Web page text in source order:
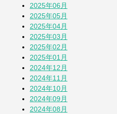
蚕(かいこ)が繭
そら豆
2025年06月
2025年05月
2025年04月
2025年03月
2025年02月
2025年01月
2024年12月
2024年11月
2024年10月
2024年09月
2024年08月